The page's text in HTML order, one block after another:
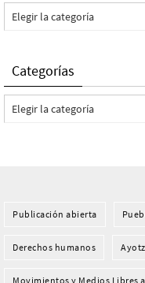
Categorías
Categorías
Categorías
Publicación abierta
Derechos humanos
Movimientos y Medios Libres